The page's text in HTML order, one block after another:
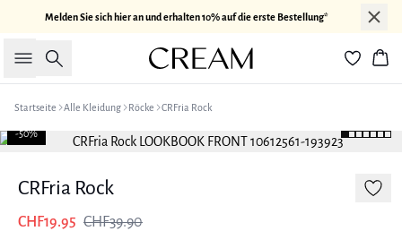
Melden Sie sich hier an und erhalten 10% auf die erste Bestellung*
Suche
Startseite Alle Kleidung Röcke CRFria Rock
-50%
CRFria Rock
CHF19.95 CHF39.90